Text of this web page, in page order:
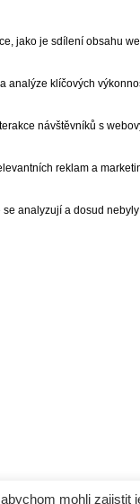
mohli
jako je sdílení obsahu
klíčových
návštěvníků s
reklam a
analyzují a dosud